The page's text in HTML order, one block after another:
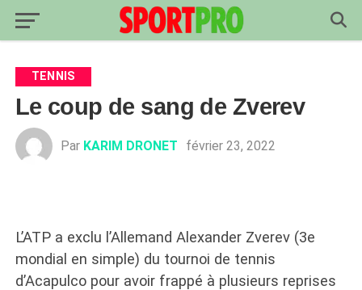
TENNIS
Le coup de sang de Zverev
Par KARIM DRONET février 23, 2022
L’ATP a exclu l’Allemand Alexander Zverev (3e
mondial en simple) du tournoi de tennis
d’Acapulco pour avoir frappé à plusieurs reprises